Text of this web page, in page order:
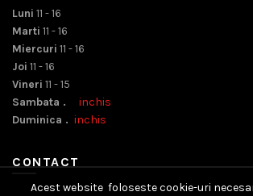
Luni 11 - 16
Marti 11 - 16
Miercuri 11 - 16
Joi 11 - 16
Vineri 11 - 15
Sambata . inchis
Duminica . inchis
CONTACT
Acest website foloseste cookie-uri